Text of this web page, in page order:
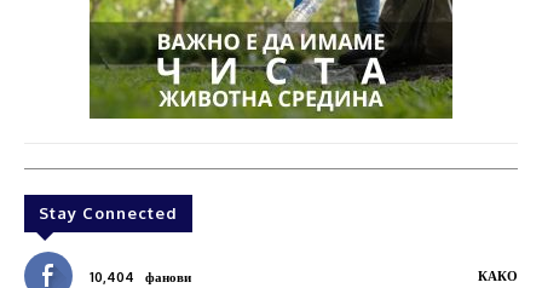
Stay Connected
10,404 фанови КАКО